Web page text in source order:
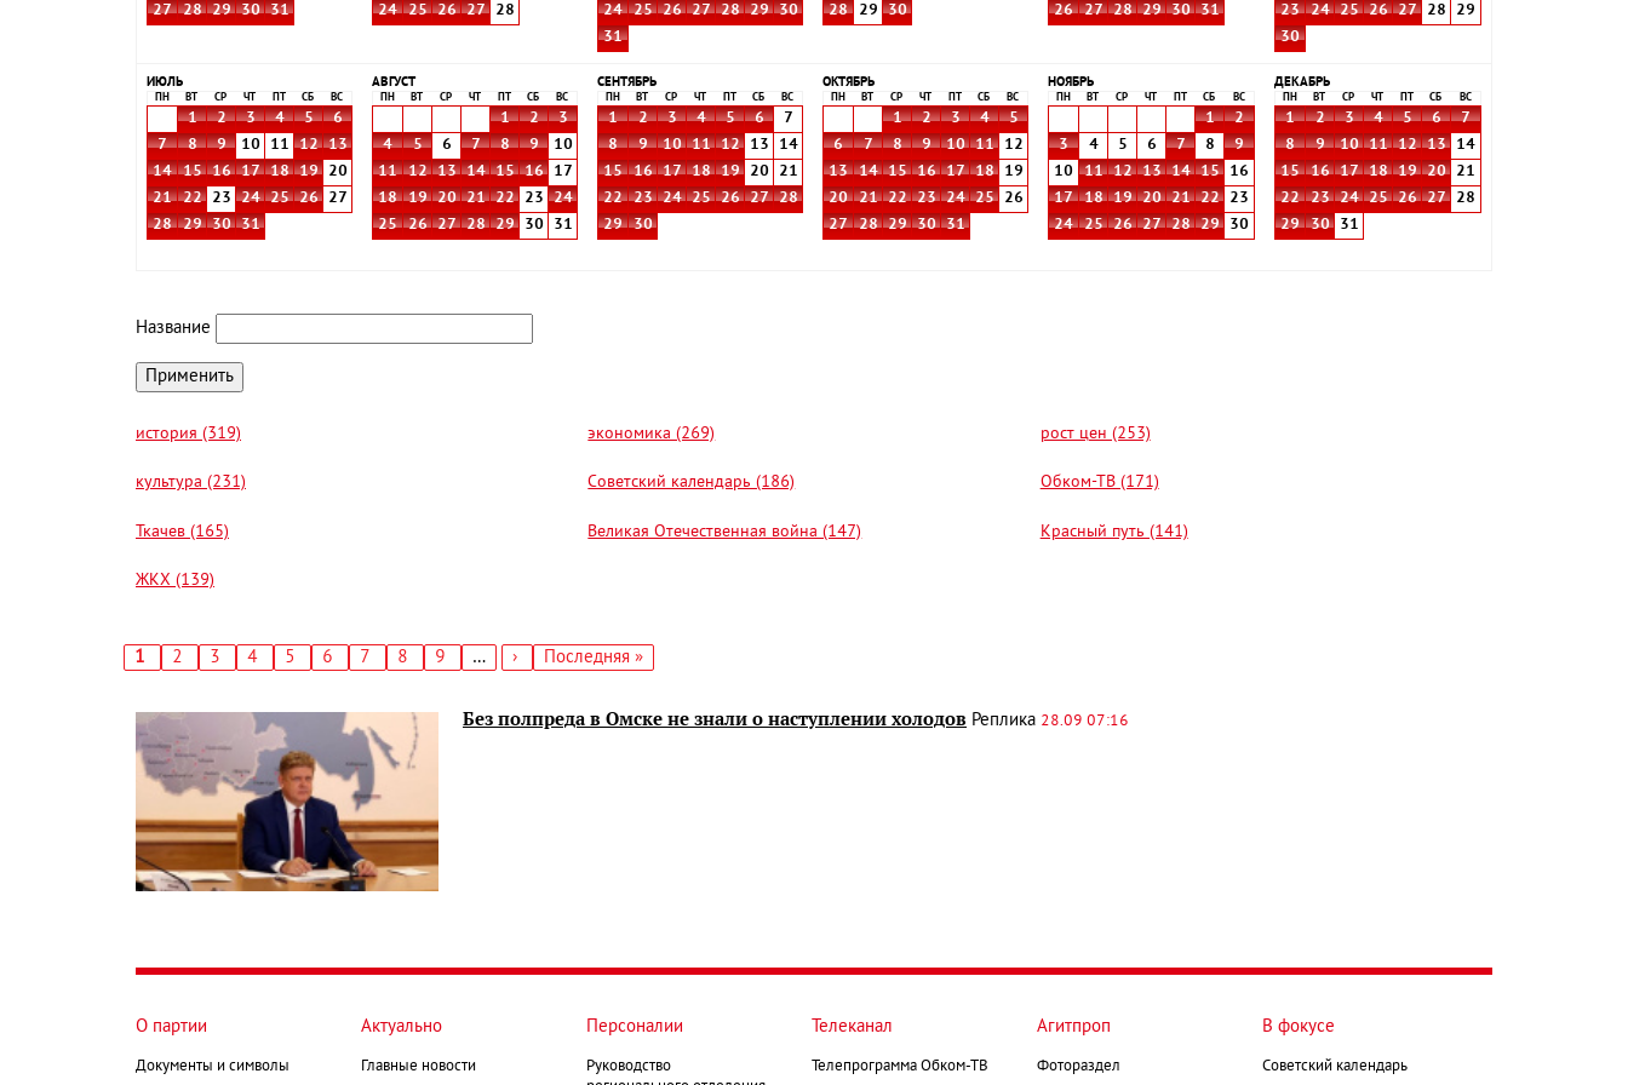
27
28 29 30 31
24
25 26 27 28
24
25 26 27 28 29
30
31
28
29 30
26
27 28 29 30 31
23
24 25 26 27 28
29
30
ИЮЛЬ
ПН ВТ СР ЧТ СБ ВС
1 2 3 4 5
6
7
8 9 10 11 12
13
14
15 16 17 18 19
20
21
22 23 24 25 26
27
28
29 30 31
АВГУСТ
ПН ВТ СР ЧТ СБ ВС
1 2
3
4
5 6 7 8 9
10
11
12 13 14 15 16
17
18
19 20 21 22 23
24
25
26 27 28 29 30 31
СЕНТЯБРЬ
ПН ВТ СР ЧТ СБ ВС
1 2 3 4 5 6
7
8
9 10 11 12 13
14
15
16 17 18 19 20
21
22
23 24 25 26 27
28
29
30
ОКТЯБРЬ
ПН ВТ СР ЧТ СБ ВС
1 2 3 4
5
6
7 8 9 10 11
12
13
14 15 16 17 18
19
20
21 22 23 24 25
26
27
28 29 30 31
НОЯБРЬ
ПН ВТ СР ЧТ СБ ВС
1
2
3
4 5 6 7 8
9
10
11 12 13 14 15
16
17
18 19 20 21 22
23
24
25 26 27 28 29 30
ДЕКАБРЬ
ПН ВТ СР ЧТ СБ ВС
1 2 3 4 5 6
7
8
9 10 11 12 13
14
15
16 17 18 19 20
21
22
23 24 25 26 27
28
29
30 31
Название
история (319) экономика (269) рост цен (253)
культура (231) Советский календарь (186) Обком-ТВ (171)
Ткачев (165) Великая Отечественная война (147) Красный путь (141)
ЖКХ (139)
Текущая
1 Страница
2 Страница
3 Страница
4 Страница
5 Страница
6 Страница
7 Страница
8 Страница
9 …
Следующая
›
Последняя
Последняя »
Без полпреда в Омске не знали о наступлении холодов Реплика 28.09 07:16
О партии
Документы и символы
Актуально
Главные новости
Персоналии
Руководство
Телеканал
Телепрограмма Обком-ТВ
Агитпроп
Фотораздел
В фокусе
Советский календарь